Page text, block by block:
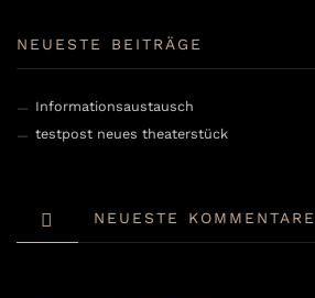
NEUESTE BEITRÄGE
Informationsaustausch
testpost neues theaterstück
NEUESTE KOMMENTARE